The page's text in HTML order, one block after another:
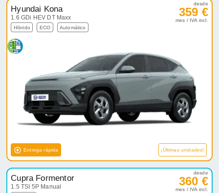
Hyundai Kona
1.6 GDi HEV DT Maxx
Híbrido ECO Automático
desde
359 €
mes / IVA incl.
Entrega rápida ¡Últimas unidades!
Cupra Formentor
1.5 TSI 5P Manual
desde
360 €
mes / IVA incl.